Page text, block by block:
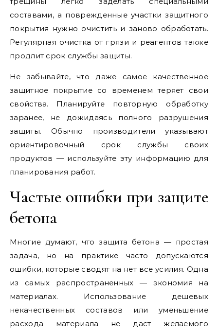
составами, а поврежденные участки защитного
покрытия нужно очистить и заново обработать.
Регулярная очистка от грязи и реагентов также
продлит срок службы защиты.
Не забывайте, что даже самое качественное
защитное покрытие со временем теряет свои
свойства. Планируйте повторную обработку
заранее, не дожидаясь полного разрушения
защиты. Обычно производители указывают
ориентировочный срок службы своих
продуктов — используйте эту информацию для
планирования работ.
Частые ошибки при защите
бетона
Многие думают, что защита бетона — простая
задача, но на практике часто допускаются
ошибки, которые сводят на нет все усилия. Одна
из самых распространенных — экономия на
материалах. Использование дешевых
некачественных составов или уменьшение
расхода материала не даст желаемого